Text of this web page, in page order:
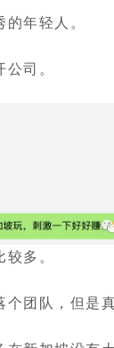
年轻人。
司。
多。
团队，但是